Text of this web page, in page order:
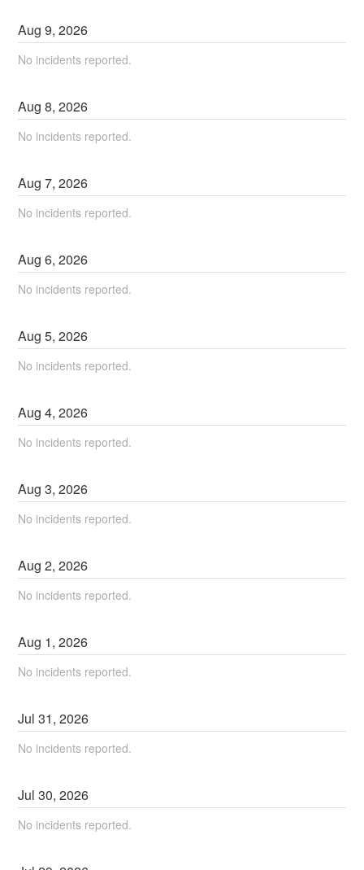
Aug9,2026
No incidents reported.
Aug8,2026
No incidents reported.
Aug7,2026
No incidents reported.
Aug6,2026
No incidents reported.
Aug5,2026
No incidents reported.
Aug4,2026
No incidents reported.
Aug3,2026
No incidents reported.
Aug2,2026
No incidents reported.
Aug 1,2026
No incidents reported.
Jul31,2026
No incidents reported.
Jul30,2026
No incidents reported.